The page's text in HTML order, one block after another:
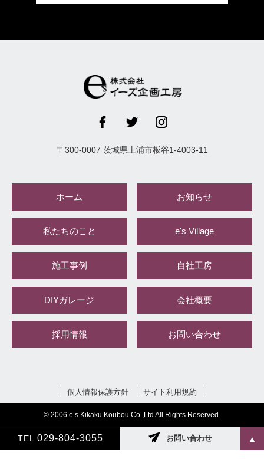
TEL 029-804-3055 お問い合わせ ▲
〒 300-0007 茨城県土浦市板谷1-4003-11
ホーム お知らせ
私たちのこと e's Village
施工事例 自社工房
DIYガレージ 会社概要
採用情報 お問い合わせ
個人情報保護方針 サイト利用規約
© 2006 e’s Kikaku Koubou Co.,Ltd All Rights Reserved.